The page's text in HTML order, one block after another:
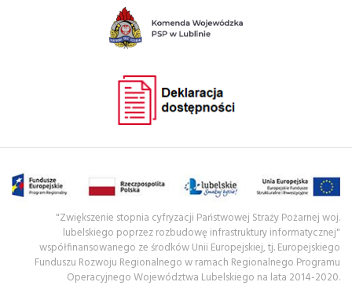
"Zwiększenie stopnia cyfryzacji Państwowej Straży Pożarnej woj.
lubelskiego poprzez rozbudowę infrastruktury informatycznej"
współfinansowanego ze środków Unii Europejskiej, tj. Europejskiego
Funduszu Rozwoju Regionalnego w ramach Regionalnego Programu
Operacyjnego Województwa Lubelskiego na lata 2014-2020.